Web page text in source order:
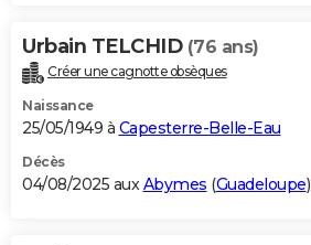
Carte de Noël
Carte Bonne année
Carte Saint-Valentin
Carte Pâques
Carte d'anniversaire
DICTIONNAIRE
Dictionnaire
Biographies
Citations
Expressions
Proverbes
PROGRAMME TV
S'inscrire
Se connecter
Lycées
Collèges
Primaires
Universités
Entreprises
Service militaire
Avis de recherche
AVIS DE DÉCÈS
Urbain TELCHID (76 ans)
Créer une cagnotte obsèques
Naissance
25/05/1949 à Capesterre-Belle-Eau
Décès
04/08/2025 auxAbymes (Guadeloupe)